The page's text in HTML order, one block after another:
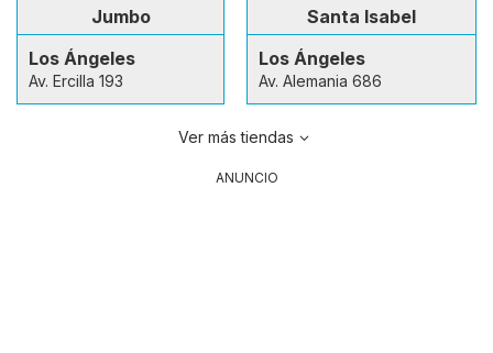
Jumbo
Los Ángeles
Av. Ercilla 193
Santa Isabel
Los Ángeles
Av. Alemania 686
Ver más tiendas
ANUNCIO